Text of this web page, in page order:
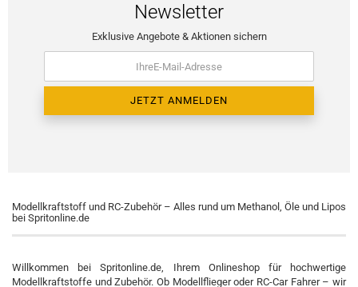
Newsletter
Exklusive Angebote & Aktionen sichern
Modellkraftstoff und RC-Zubehör – Alles rund um Methanol, Öle und Lipos
bei Spritonline.de
Willkommen bei Spritonline.de, Ihrem Onlineshop für hochwertige
Modellkraftstoffe und Zubehör. Ob Modellflieger oder RC-Car Fahrer – wir